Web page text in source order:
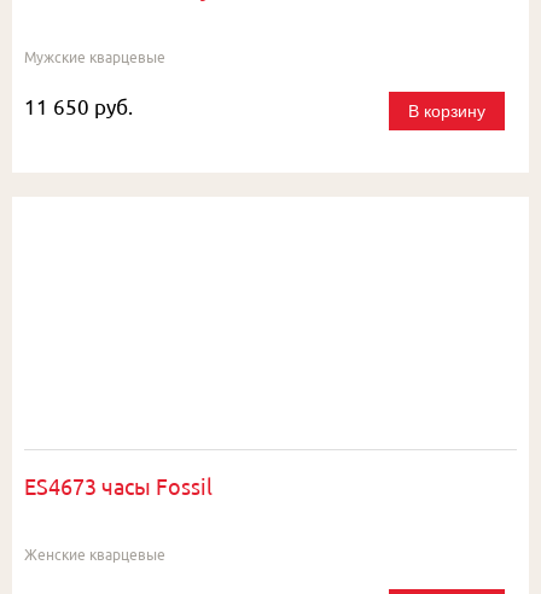
Мужские кварцевые
11 650 руб. В корзину
ES4673 часы Fossil
Женские кварцевые